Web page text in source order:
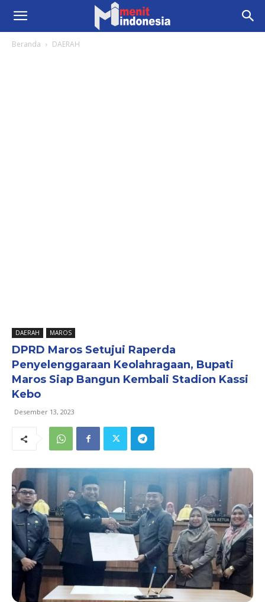
Beranda DAERAH
DAERAH MAROS
DPRD Maros Setujui Raperda
Penyelenggaraan Keolahragaan, Bupati
Maros Siap Bangun Kembali Stadion Kassi
Kebo
Desember 13, 2023